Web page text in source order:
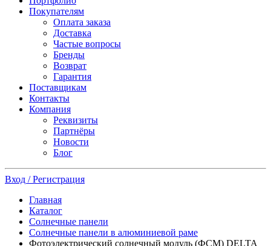
Покупателям
Оплата заказа
Доставка
Частые вопросы
Бренды
Возврат
Гарантия
Поставщикам
Контакты
Компания
Реквизиты
Партнёры
Новости
Блог
Вход / Регистрация
Главная
Каталог
Солнечные панели
Солнечные панели в алюминиевой раме
Фотоэлектрический солнечный модуль (ФСМ) DELTA